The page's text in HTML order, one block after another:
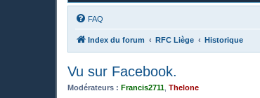
FAQ
Index du forum RFC Liège Historique
Vu sur Facebook.
Modérateurs : Francis2711 Thelone